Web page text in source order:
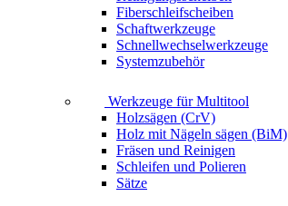
Fiberschleifscheiben
Schaftwerkzeuge
Schnellwechselwerkzeuge
Systemzubehör
Werkzeuge für Multitool
Holzsägen (CrV)
Holz mit Nägeln sägen (BiM)
Fräsen und Reinigen
Schleifen und Polieren
Sätze